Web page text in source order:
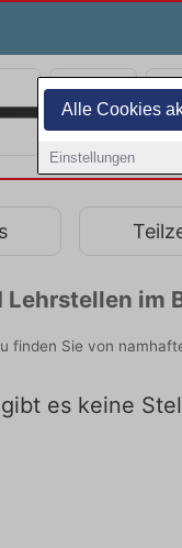
Alle Cookies
Einstellungen
im
finden Sie von
es keine